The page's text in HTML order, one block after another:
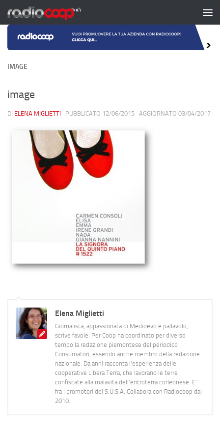
Salta al contenuto
IMAGE
image
DI ELENA MIGLIETTI · PUBBLICATO 12/06/2015 · AGGIORNATO 03/04/2017
Elena Miglietti
Giornalista, appassionata di Medioevo e pallavolo,
scrive favole. Per Coop ha coordinato per diverso
tempo la redazione piemontese del periodico
Consumatori, essendo anche membro della redazione
nazionale. Da anni racconta l'esperienza delle
cooperative Libera Terra, che lavorano le terre
confiscate alla malavita dell'entroterra corleonese. E'
fra i promotori del S.U.S.A. Collabora con Radiocoop dal
2010.